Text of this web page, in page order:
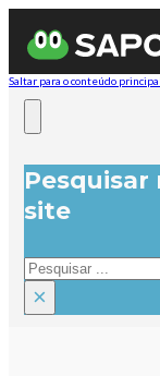
Saltar para o conteúdo principal
Pesquisar
site
Pesquisar
×